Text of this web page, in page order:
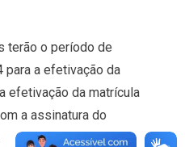
terão o período de
a efetivação da
efetivação da matrícula
a assinatura do